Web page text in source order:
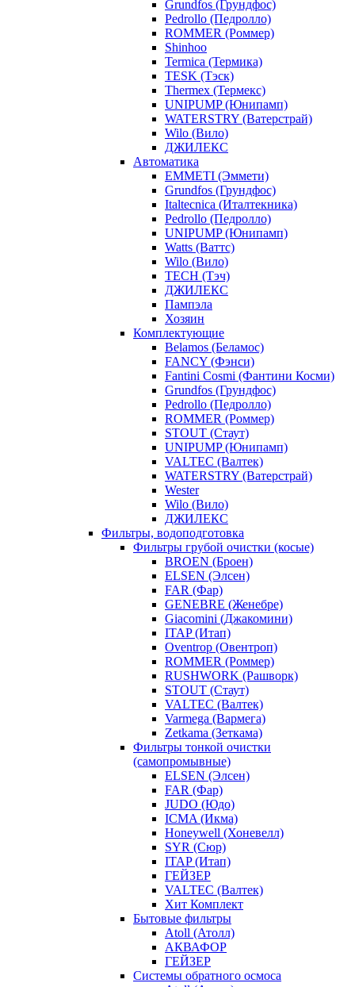
Grundfos (Грундфос)
Pedrollo (Педролло)
ROMMER (Роммер)
Shinhoo
Termica (Термика)
TESK (Тэск)
Thermex (Термекс)
UNIPUMP (Юнипамп)
WATERSTRY (Ватерстрай)
Wilo (Вило)
ДЖИЛЕКС
Автоматика
EMMETI (Эммети)
Grundfos (Грундфос)
Italtecnica (Италтекника)
Pedrollo (Педролло)
UNIPUMP (Юнипамп)
Watts (Ваттс)
Wilo (Вило)
TECH (Тэч)
ДЖИЛЕКС
Пампэла
Хозяин
Комплектующие
Belamos (Беламос)
FANCY (Фэнси)
Fantini Cosmi (Фантини Косми)
Grundfos (Грундфос)
Pedrollo (Педролло)
ROMMER (Роммер)
STOUT (Стаут)
UNIPUMP (Юнипамп)
VALTEC (Валтек)
WATERSTRY (Ватерстрай)
Wester
Wilo (Вило)
ДЖИЛЕКС
Фильтры, водоподготовка
Фильтры грубой очистки (косые)
BROEN (Броен)
ELSEN (Элсен)
FAR (Фар)
GENEBRE (Женебре)
Giacomini (Джакомини)
ITAP (Итап)
Oventrop (Овентроп)
ROMMER (Роммер)
RUSHWORK (Рашворк)
STOUT (Стаут)
VALTEC (Валтек)
Varmega (Вармега)
Zetkama (Зеткама)
Фильтры тонкой очистки
(самопромывные)
ELSEN (Элсен)
FAR (Фар)
JUDO (Юдо)
ICMA (Икма)
Honeywell (Хоневелл)
SYR (Сюр)
ITAP (Итап)
ГЕЙЗЕР
VALTEC (Валтек)
Хит Комплект
Бытовые фильтры
Atoll (Атолл)
АКВАФОР
ГЕЙЗЕР
Системы обратного осмоса